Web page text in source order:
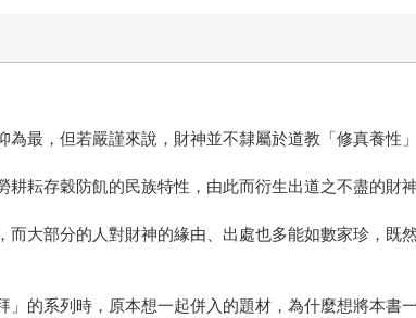
最，但若嚴謹來說，財神並不隸屬於道教「修真養性
耘存穀防飢的民族特性，由此而衍生出道之不盡的財
大部分的人對財神的緣由、出處也多能如數家珍，既
」的系列時，原本想一起併入的題材，為什麼想將本